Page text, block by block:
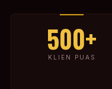
500+
KLIEN PUAS